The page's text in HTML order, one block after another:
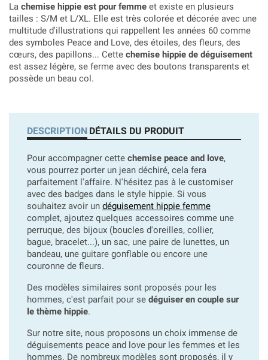
La chemise hippie est pour femme et existe en plusieurs
tailles : S/M et L/XL. Elle est très colorée et décorée avec une
multitude d'illustrations qui rappellent les années 60 comme
des symboles Peace and Love, des étoiles, des fleurs, des
cœurs, des papillons... Cette chemise hippie de déguisement
est assez légère, se ferme avec des boutons transparents et
possède un beau col.
DESCRIPTION DÉTAILS DU PRODUIT
Pour accompagner cette chemise peace and love,
vous pourrez porter un jean déchiré, cela fera
parfaitement l'affaire. N'hésitez pas à le customiser
avec des badges dans le style hippie. Si vous
souhaitez avoir un déguisement hippie femme
complet, ajoutez quelques accessoires comme une
perruque, des bijoux (boucles d'oreilles, collier,
bague, bracelet...), un sac, une paire de lunettes, un
bandeau, une guitare gonflable ou encore une
couronne de fleurs.
Des modèles similaires sont proposés pour les
hommes, c'est parfait pour se déguiser en couple sur
le thème hippie.
Sur notre site, nous proposons un choix immense de
déguisements peace and love pour les femmes et les
hommes. De nombreux modèles sont proposés, il y